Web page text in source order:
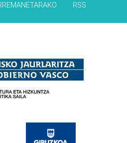
RSS